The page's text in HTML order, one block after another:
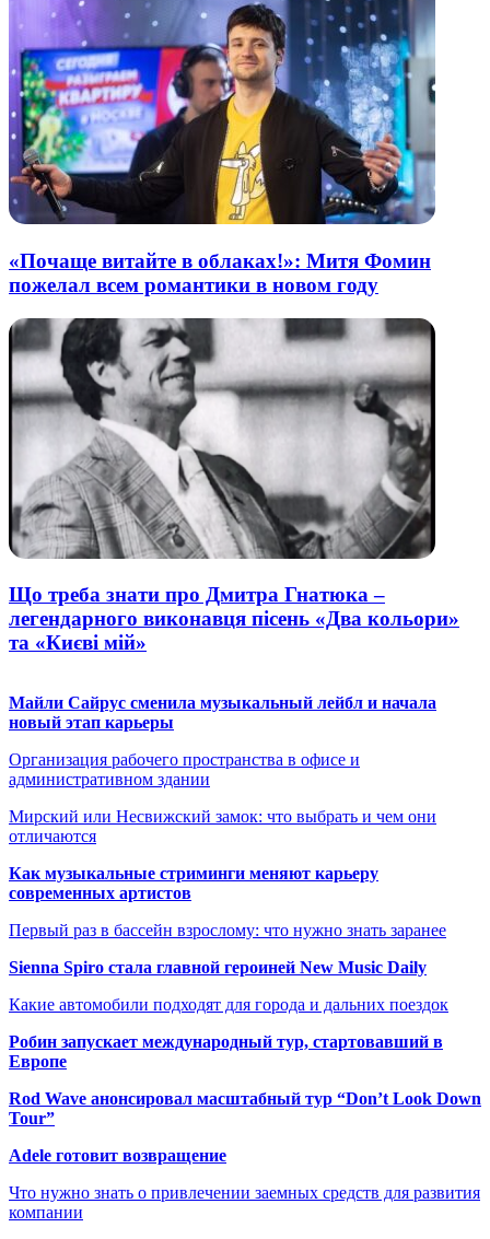
«Почаще витайте в облаках!»: Митя Фомин
пожелал всем романтики в новом году
Що треба знати про Дмитра Гнатюка –
легендарного виконавця пісень «Два кольори»
та «Києві мій»
Майли Сайрус сменила музыкальный лейбл и начала
новый этап карьеры
Организация рабочего пространства в офисе и
административном здании
Мирский или Несвижский замок: что выбрать и чем они
отличаются
Как музыкальные стриминги меняют карьеру
современных артистов
Первый раз в бассейн взрослому: что нужно знать заранее
Sienna Spiro стала главной героиней New Music Daily
Какие автомобили подходят для города и дальних поездок
Робин запускает международный тур, стартовавший в
Европе
Rod Wave анонсировал масштабный тур “Don’t Look Down
Tour”
Adele готовит возвращение
Что нужно знать о привлечении заемных средств для развития
компании